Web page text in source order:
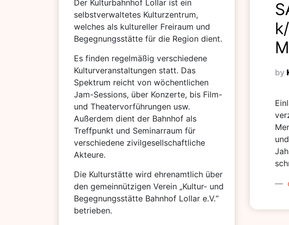
by
Der Kulturbahnhof Lollar ist ein
selbstverwaltetes Kulturzentrum,
welches als kultureller Freiraum und
Begegnungsstätte für die Region dient.
Es finden regelmäßig verschiedene
Kulturveranstaltungen statt. Das
Spektrum reicht von wöchentlichen
Jam-Sessions, über Konzerte, bis Film-
und Theatervorführungen usw.
Außerdem dient der Bahnhof als
Treffpunkt und Seminarraum für
verschiedene zivilgesellschaftliche
Akteure.
Die Kulturstätte wird ehrenamtlich über
den gemeinnützigen Verein „Kultur- und
Begegnungsstätte Bahnhof Lollar e.V.“
betrieben.